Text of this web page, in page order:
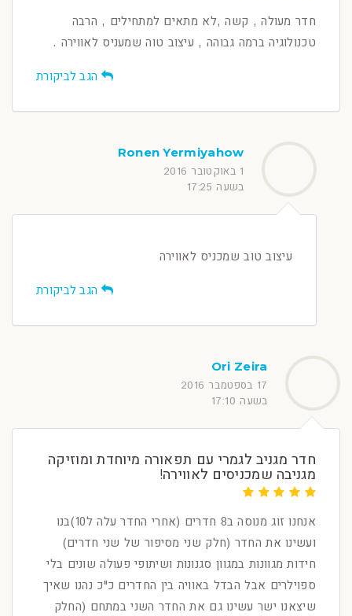
חדר מעולה , קשה ,לא מתאים למתחילים , הרבה
טכנולוגיה ברמה גבוהה , עיצוב טוה שמעניס לאווירה .
הגב לביקורת
Ronen Yermiyahow
1 באוקטובר 2016
בשעה 17:25
עיצוב טוב שמכניס לאווירה
הגב לביקורת
Ori Zeira
17 בספטמבר 2016
בשעה 17:10
חדר מגניב לגמרי עם תפאורה מיוחדת ומוזיקה
מגניבה שמכניסים לאווירה!
אנחנו זוג מנוסה ב8 חדרים (אחרי החדר עלה ל10)בנו
ועשינו את החדר (חלק שני מסיפור של שני חדרים)
חידות מגוונות במגוון סגנונות ושיתופי פעולה שונים בלי
ספוילרים אבל הבדל באוויה בין החדרים כ"כ נהנו שאיך
שיצאנו ישר עשינו גם את החדר השני במתחם (החלק